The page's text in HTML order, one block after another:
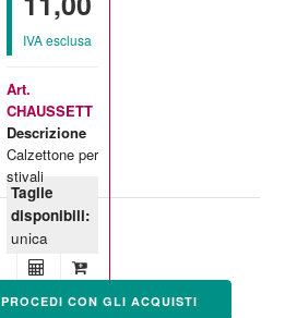
IVA esclusa
Art.
CHAUSSETT
Descrizione
Calzettone per
stivali
Taglie
disponibili:
unica
PROCEDI CON GLI ACQUISTI